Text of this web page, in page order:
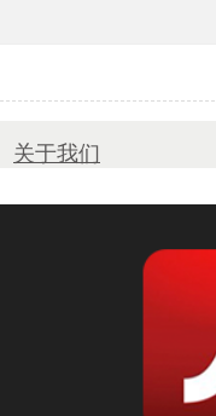
关于我们